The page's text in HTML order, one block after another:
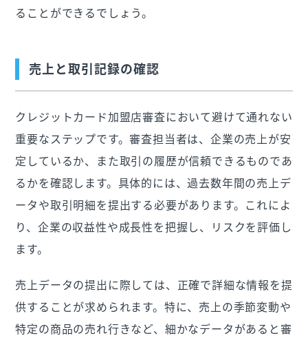
ることができるでしょう。
売上と取引記録の確認
クレジットカード加盟店審査において避けて通れない
重要なステップです。審査担当者は、企業の売上が安
定しているか、また取引の履歴が信頼できるものであ
るかを確認します。具体的には、過去数年間の売上デ
ータや取引明細を提出する必要があります。これによ
り、企業の収益性や成長性を把握し、リスクを評価し
ます。
売上データの提出に際しては、正確で詳細な情報を提
供することが求められます。特に、売上の季節変動や
特定の商品の売れ行きなど、細かなデータがあると審